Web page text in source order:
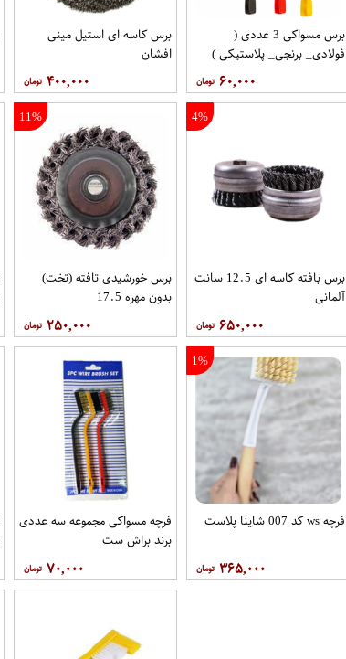
برس مسواکی 3 عددی (
فولادی_ برنجی_ پلاستیکی )
۶۰,۰۰۰
برس کاسه ای استیل مینی
افشان
۴۰۰,۰۰۰
4%
برس بافته کاسه ای 12.5 سانت
آلمانی
۶۵۰,۰۰۰
11%
برس خورشیدی تافته (تخت)
بدون مهره 17.5
۲۵۰,۰۰۰
1%
فرچه ws کد 007 شاینا پلاست
۳۶۵,۰۰۰
فرچه مسواکی مجموعه سه عددی
برند براش ست
۷۰,۰۰۰